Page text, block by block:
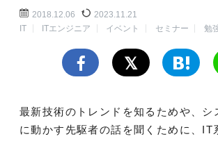
2018.12.06
2023.11.21
IT
ITエンジニア イベント セミナー 勉
最新技術のトレンドを知るためや、シ
に動かす先駆者の話を聞くために、IT